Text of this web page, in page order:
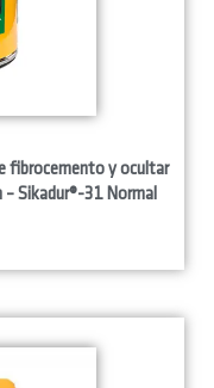
fibrocemento y ocultar
Sikadur®-31 Normal